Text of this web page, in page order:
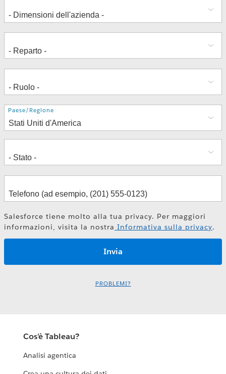
Indirizzo
Paese/Regione
Salesforce tiene molto alla tua privacy. Per maggiori
informazioni, visita la nostra Informativa sulla privacy.
PROBLEMI?
Cos'è Tableau?
Analisi agentica